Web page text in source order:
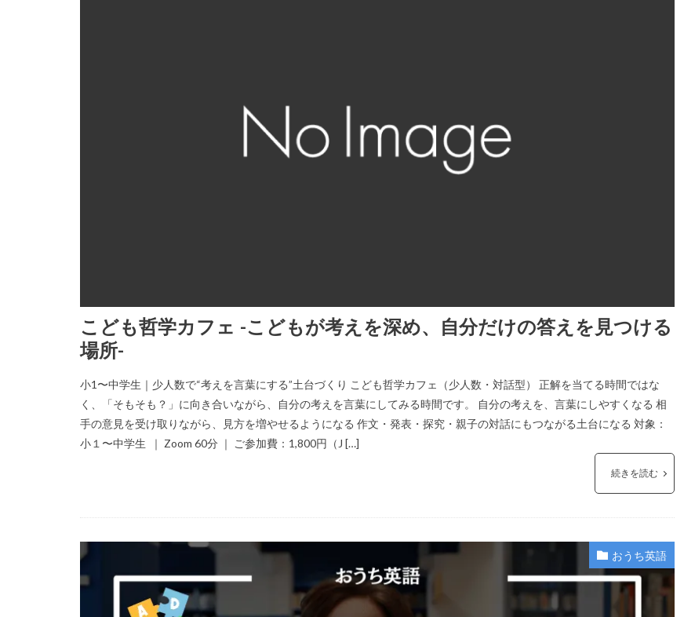
こども哲学カフェ -こどもが考えを深め、自分だけの答えを見つける
場所-
小1〜中学生｜少人数で“考えを言葉にする”土台づくり こども哲学カフェ（少人数・対話型） 正解を当てる時間ではな
く、「そもそも？」に向き合いながら、自分の考えを言葉にしてみる時間です。 自分の考えを、言葉にしやすくなる 相
手の意見を受け取りながら、見方を増やせるようになる 作文・発表・探究・親子の対話にもつながる土台になる 対象：
小１〜中学生 ｜ Zoom 60分 ｜ ご参加費：1,800円（J […]
続きを読む
おうち英語